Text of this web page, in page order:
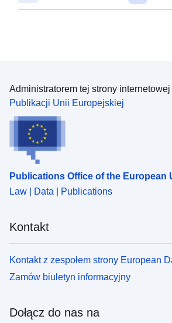
June 2026
b4f564eff84e
uriRef:
http://
Informacje o
wersji:
Administratorem tej strony
Publikacji Unii Europejskiej
Publications Office of the European
Law | Data | Publications
Kontakt
Kontakt z zespołem strony European
Zamów biuletyn informacyjny
Dołącz do nas na